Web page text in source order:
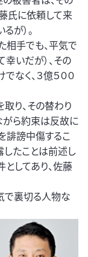
氏に依頼して来
が）。
相手でも、平気で
いだが）、その
なく、３億５００
り、その替わり
がら約束は反故に
誹謗中傷するこ
たことは前述し
してあり、佐藤
で裏切る人物な